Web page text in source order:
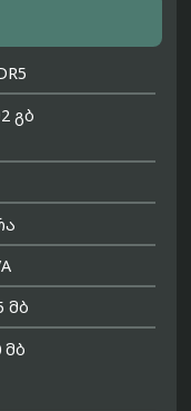
გბ
მბ
მბ